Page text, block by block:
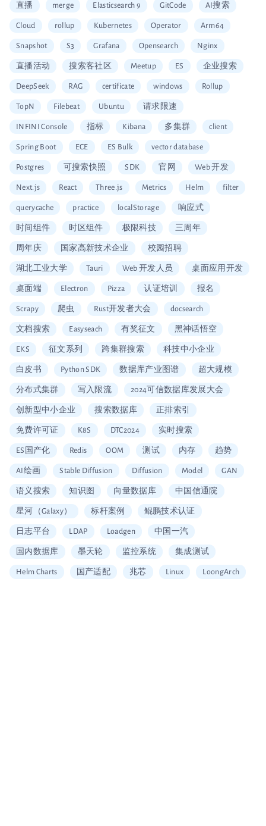
直播 merge Elasticsearch 9 GitCode AI搜索
Cloud rollup Kubernetes Operator Arm64
Snapshot S3 Grafana Opensearch Nginx
直播活动 搜索客社区 Meetup ES 企业搜索
DeepSeek RAG certificate windows Rollup
TopN Filebeat Ubuntu 请求限速
INFINI Console 指标 Kibana 多集群 client
Spring Boot ECE ES Bulk vector database
Postgres 可搜索快照 SDK 官网 Web 开发
Next.js React Three.js Metrics Helm filter
querycache practice localStorage 响应式
时间组件 时区组件 极限科技 三周年
周年庆 国家高新技术企业 校园招聘
湖北工业大学 Tauri Web 开发人员 桌面应用开发
桌面端 Electron Pizza 认证培训 报名
Scrapy 爬虫 Rust开发者大会 docsearch
文档搜索 Easyseach 有奖征文 黑神话悟空
EKS 征文系列 跨集群搜索 科技中小企业
白皮书 Python SDK 数据库产业图谱 超大规模
分布式集群 写入限流 2024可信数据库发展大会
创新型中小企业 搜索数据库 正排索引
免费许可证 K8S DTC2024 实时搜索
ES国产化 Redis OOM 测试 内存 趋势
AI绘画 Stable Diffusion Diffusion Model GAN
语义搜索 知识图 向量数据库 中国信通院
星河（Galaxy） 标杆案例 鲲鹏技术认证
日志平台 LDAP Loadgen 中国一汽
国内数据库 墨天轮 监控系统 集成测试
Helm Charts 国产适配 兆芯 Linux LoongArch